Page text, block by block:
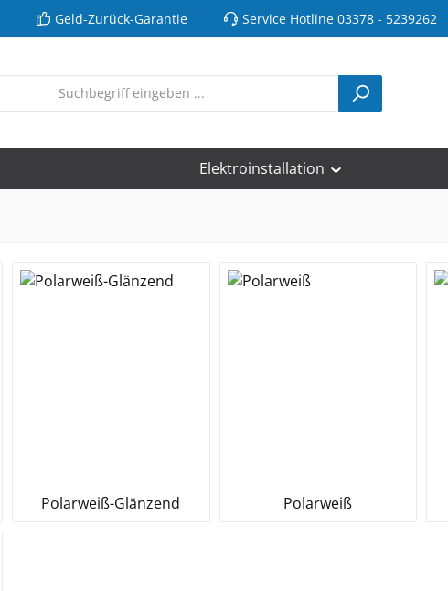
Geld-Zurück-Garantie Service Hotline 03378 - 5239262
Elektroinstallation
Polarweiß-Glänzend Polarweiß